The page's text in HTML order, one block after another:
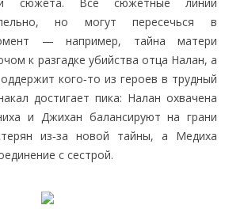
но могут пересечься в
— например, тайна матери
к разгадке убийства отца Налан, а
кого‑то из героев в трудный
достигает пика: Налан охвачена
и Джихан балансируют на грани
из‑за новой тайны, а Медиха
с сестрой.